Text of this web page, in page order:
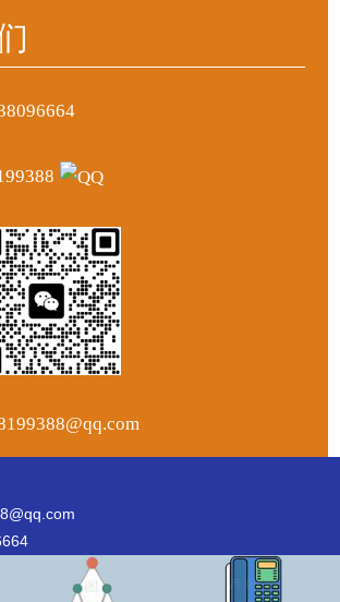
高新技术产业开发区冬青街26号9号楼1505